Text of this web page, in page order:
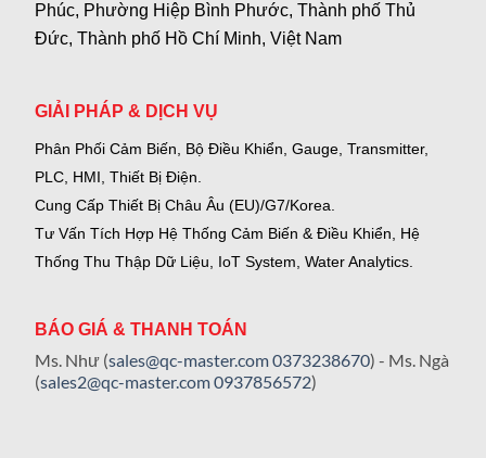
Phúc, Phường Hiệp Bình Phước, Thành phố Thủ
Đức, Thành phố Hồ Chí Minh, Việt Nam
GIẢI PHÁP & DỊCH VỤ
Phân Phối Cảm Biến, Bộ Điều Khiển, Gauge, Transmitter,
PLC, HMI, Thiết Bị Điện.
Cung Cấp Thiết Bị Châu Âu (EU)/G7/Korea.
Tư Vấn Tích Hợp Hệ Thống Cảm Biến & Điều Khiển, Hệ
Thống Thu Thập Dữ Liệu, IoT System, Water Analytics.
BÁO GIÁ & THANH TOÁN
Ms. Như (sales@qc-master.com0373238670) - Ms. Ngà
(sales2@qc-master.com0937856572)